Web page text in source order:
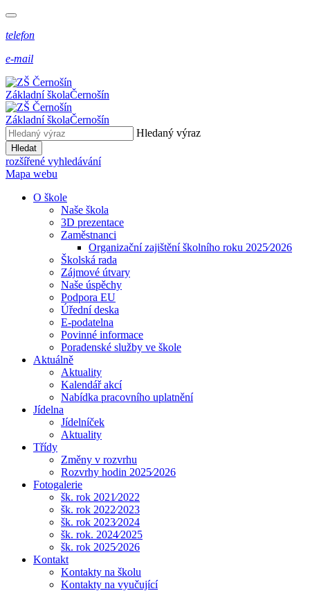
telefon
e-mail
Základní školaČernošín
Základní školaČernošín
Hledaný výraz
Hledat
rozšířené vyhledávání
Mapa webu
O škole
Naše škola
3D prezentace
Zaměstnanci
Organizační zajištění školního roku 2025⁄2026
Školská rada
Zájmové útvary
Naše úspěchy
Podpora EU
Úřední deska
E-podatelna
Povinné informace
Poradenské služby ve škole
Aktuálně
Aktuality
Kalendář akcí
Nabídka pracovního uplatnění
Jídelna
Jídelníček
Aktuality
Třídy
Změny v rozvrhu
Rozvrhy hodin 2025⁄2026
Fotogalerie
šk. rok 2021⁄2022
šk. rok 2022⁄2023
šk. rok 2023⁄2024
šk. rok. 2024⁄2025
šk. rok 2025⁄2026
Kontakt
Kontakty na školu
Kontakty na vyučující